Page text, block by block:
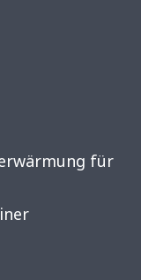
für